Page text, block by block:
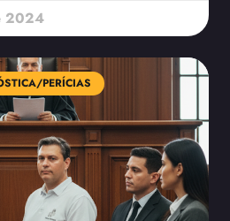
2024
PERÍCIAS